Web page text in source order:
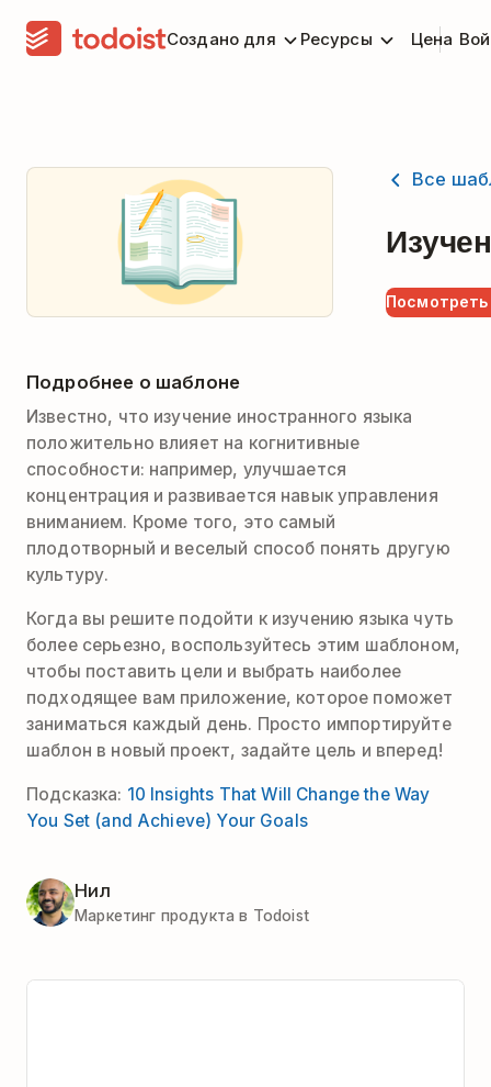
Создано для Ресурсы Цена
Все
Подробнее о шаблоне
Известно, что изучение иностранного языка
положительно влияет на когнитивные
способности: например, улучшается
концентрация и развивается навык управления
вниманием. Кроме того, это самый
плодотворный и веселый способ понять другую
культуру.
Когда вы решите подойти к изучению языка чуть
более серьезно, воспользуйтесь этим шаблоном,
чтобы поставить цели и выбрать наиболее
подходящее вам приложение, которое поможет
заниматься каждый день. Просто импортируйте
шаблон в новый проект, задайте цель и вперед!
Подсказка: 10 Insights That Will Change the Way
You Set (and Achieve) Your Goals
Нил
Маркетинг продукта в Todoist